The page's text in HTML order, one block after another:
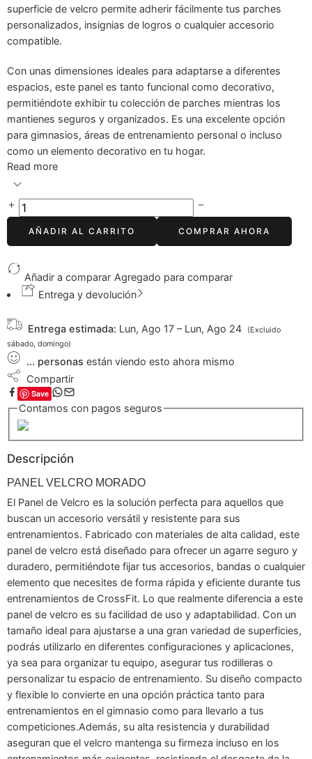
superficie de velcro permite adherir fácilmente tus parches
personalizados, insignias de logros o cualquier accesorio
compatible.
Con unas dimensiones ideales para adaptarse a diferentes
espacios, este panel es tanto funcional como decorativo,
permitiéndote exhibir tu colección de parches mientras los
mantienes seguros y organizados. Es una excelente opción
para gimnasios, áreas de entrenamiento personal o incluso
como un elemento decorativo en tu hogar.
Read more
AÑADIR AL CARRITO COMPRAR AHORA
Añadir a comparar Agregado para comparar
Entrega y devolución
Entrega estimada: Lun, Ago 17 – Lun, Ago 24
(Excluido
sábado, domingo)
... personas están viendo esto ahora mismo
Compartir
Save
Contamos con pagos seguros
Descripción
PANEL VELCRO MORADO
El Panel de Velcro es la solución perfecta para aquellos que
buscan un accesorio versátil y resistente para sus
entrenamientos. Fabricado con materiales de alta calidad, este
panel de velcro está diseñado para ofrecer un agarre seguro y
duradero, permitiéndote fijar tus accesorios, bandas o cualquier
elemento que necesites de forma rápida y eficiente durante tus
entrenamientos de CrossFit. Lo que realmente diferencia a este
panel de velcro es su facilidad de uso y adaptabilidad. Con un
tamaño ideal para ajustarse a una gran variedad de superficies,
podrás utilizarlo en diferentes configuraciones y aplicaciones,
ya sea para organizar tu equipo, asegurar tus rodilleras o
personalizar tu espacio de entrenamiento. Su diseño compacto
y flexible lo convierte en una opción práctica tanto para
entrenamientos en el gimnasio como para llevarlo a tus
competiciones.Además, su alta resistencia y durabilidad
aseguran que el velcro mantenga su firmeza incluso en los